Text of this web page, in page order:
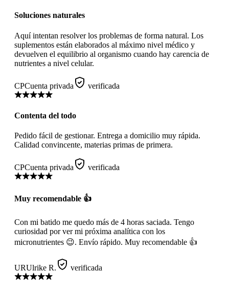
Soluciones naturales
Aquí intentan resolver los problemas de forma natural. Los
suplementos están elaborados al máximo nivel médico y
devuelven el equilibrio al organismo cuando hay carencia de
nutrientes a nivel celular.
CPCuenta privada verificada
Contenta del todo
Pedido fácil de gestionar. Entrega a domicilio muy rápida.
Calidad convincente, materias primas de primera.
CPCuenta privada verificada
Muy recomendable 👍
Con mi batido me quedo más de 4 horas saciada. Tengo
curiosidad por ver mi próxima analítica con los
micronutrientes 😉. Envío rápido. Muy recomendable 👍
URUlrike R. verificada